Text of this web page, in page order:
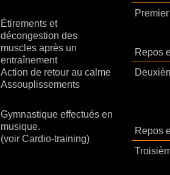
Étirements et
décongestion des
muscles après un
entraînement
Action de retour au calme
Assouplissements
Gymnastique effectués en
musique.
(voir Cardio-training)
Repos
Repos